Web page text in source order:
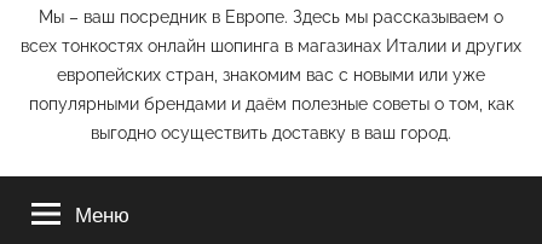
Мы – ваш посредник в Европе. Здесь мы рассказываем о
всех тонкостях онлайн шопинга в магазинах Италии и других
европейских стран, знакомим вас с новыми или уже
популярными брендами и даём полезные советы о том, как
выгодно осуществить доставку в ваш город.
Меню